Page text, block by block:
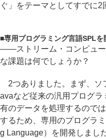
ぐ」をテーマとしてすでに2
■専用プログラミング言語SPLを
――ストリーム・コンピュー
な課題は何でしょうか？
2つありました。まず、ソ
avaなど従来の汎用プログ
有のデータを処理するので
するため、専用のプログラ
g Language）を開発しました